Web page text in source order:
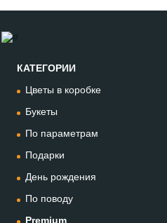
КАТЕГОРИИ
Цветы в коробке
Букеты
По параметрам
Подарки
День рождения
По поводу
Premium
Позвонить
+74994954685
WhatsApp
+79912981236
@omflowersbot